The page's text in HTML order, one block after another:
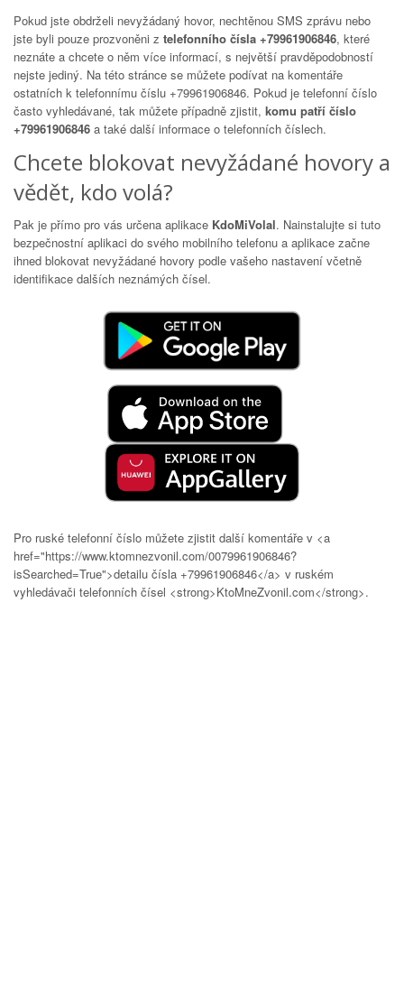
Pokud jste obdrželi nevyžádaný hovor, nechtěnou SMS zprávu nebo
jste byli pouze prozvoněni z telefonního čísla +79961906846, které
neznáte a chcete o něm více informací, s největší pravděpodobností
nejste jediný. Na této stránce se můžete podívat na komentáře
ostatních k telefonnímu číslu +79961906846. Pokud je telefonní číslo
často vyhledávané, tak můžete případně zjistit, komu patří číslo
+79961906846 a také další informace o telefonních číslech.
Chcete blokovat nevyžádané hovory a
vědět, kdo volá?
Pak je přímo pro vás určena aplikace KdoMiVolal. Nainstalujte si tuto
bezpečnostní aplikaci do svého mobilního telefonu a aplikace začne
ihned blokovat nevyžádané hovory podle vašeho nastavení včetně
identifikace dalších neznámých čísel.
Pro ruské telefonní číslo můžete zjistit další komentáře v <a
href="https://www.ktomnezvonil.com/0079961906846?
isSearched=True">detailu čísla +79961906846</a> v ruském
vyhledávači telefonních čísel <strong>KtoMneZvonil.com</strong>.